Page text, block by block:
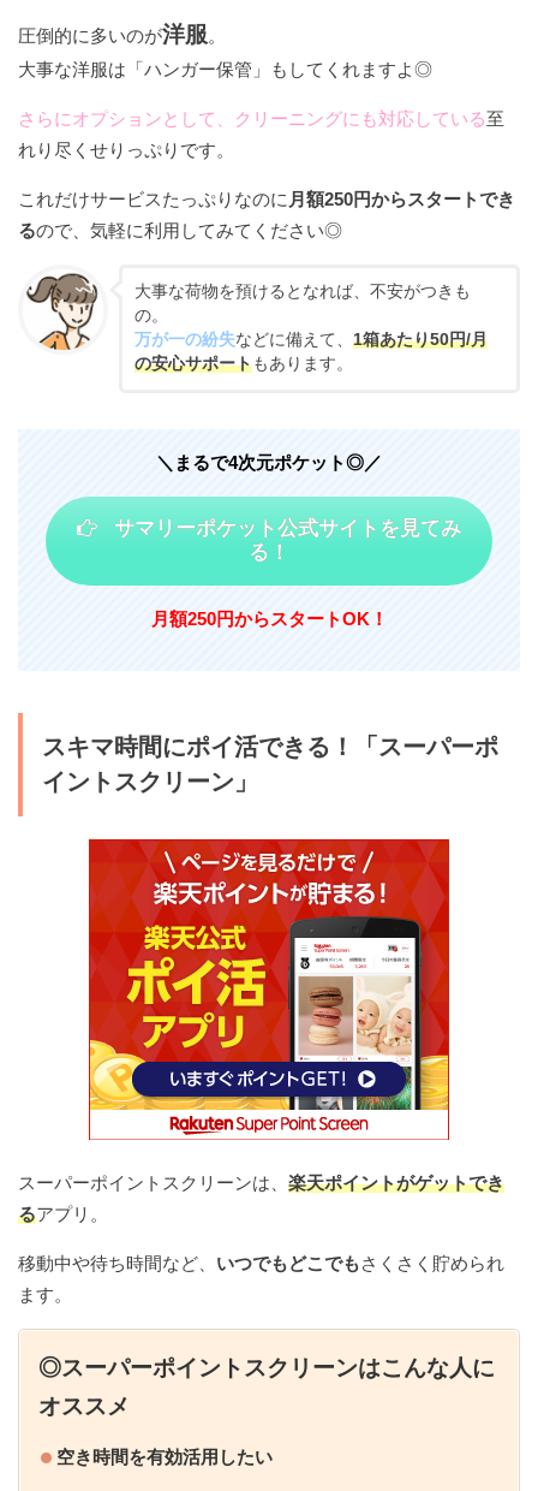
圧倒的に多いのが洋服。
大事な洋服は「ハンガー保管」もしてくれますよ◎
さらにオプションとして、 クリーニングにも対応している至
れり尽くせりっぷりです。
これだけサービスたっぷりなのに 月額250円からスタートでき
るので、気軽に利用してみてください◎
大事な荷物を預けるとなれば、不安がつきも
の。
万が一の紛失などに備えて、1箱あたり50円/月
の安心サポートもあります。
＼まるで4次元ポケット◎／
サマリーポケット公式サイトを見てみ
る！
月額250円からスタートOK！
スキマ時間にポイ活できる！「スーパーポ
イントスクリーン」
スーパーポイントスクリーンは、楽天ポイントがゲットでき
るアプリ。
移動中や待ち時間など、 いつでもどこでもさくさく貯められ
ます。
◎スーパーポイントスクリーンはこんな人に
オススメ
空き時間を有効活用したい